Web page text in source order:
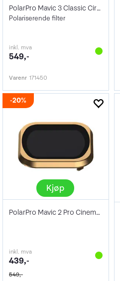
PolarPro Mavic 3 Classic Circular Polar
Polariserende filter
inkl. mva
549,-
Varenr 171450
20%
Kjøp
PolarPro Mavic 2 Pro Cinema ND4
inkl. mva
439,-
549,-